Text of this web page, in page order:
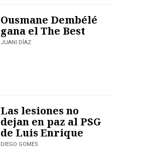
Ousmane Dembélé
gana el The Best
JUANI DÍAZ
Las lesiones no
dejan en paz al PSG
de Luis Enrique
DIEGO GOMES